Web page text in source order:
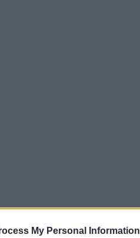
My Personal Information